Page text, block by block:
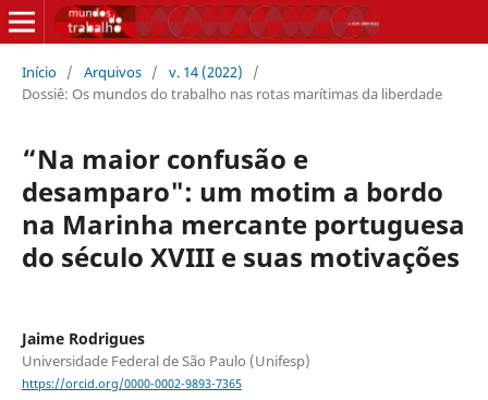
Início / Arquivos / v. 14 (2022)
/
Dossiê: Os mundos do trabalho nas rotas marítimas da liberdade
“Na maior confusão e
desamparo": um motim a bordo
na Marinha mercante portuguesa
do século XVIII e suas motivações
Jaime Rodrigues
Universidade Federal de São Paulo (Unifesp)
https://orcid.org/0000-0002-9893-7365